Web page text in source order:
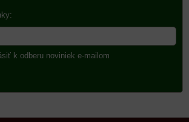
k odberu noviniek e-mailom